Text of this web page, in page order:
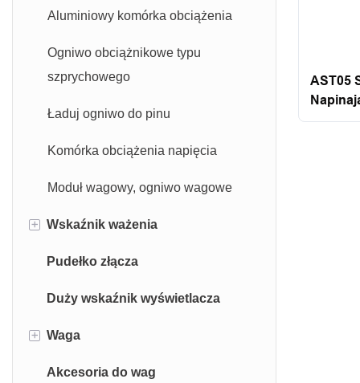
Aluminiowy komórka obciążenia
Ogniwo obciążnikowe typu
szprychowego
Ładuj ogniwo do pinu
Komórka obciążenia napięcia
Moduł wagowy, ogniwo wagowe
+ Wskaźnik ważenia
Wskaźnik wagi platformowej
Wskaźnik wagi samochodowej
Wskaźnik CNC
Pudełko złącza
Duży wskaźnik wyświetlacza
+ Waga
Skale stołu
Akcesoria do wag
AST05